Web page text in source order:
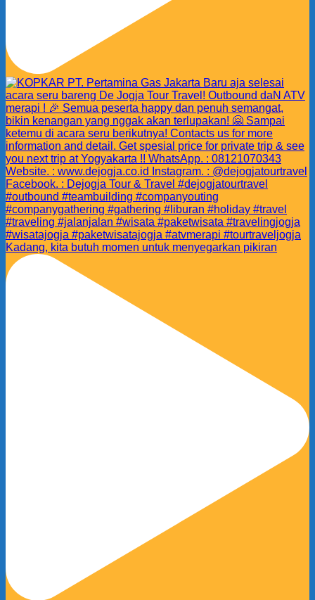
Kadang, kita butuh momen untuk menyegarkan pikiran